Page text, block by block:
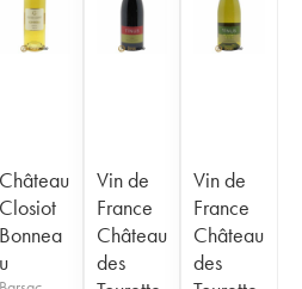
Château
Closiot
Bonnea
u
Vin de
France
Château
des
Vin de
France
Château
des